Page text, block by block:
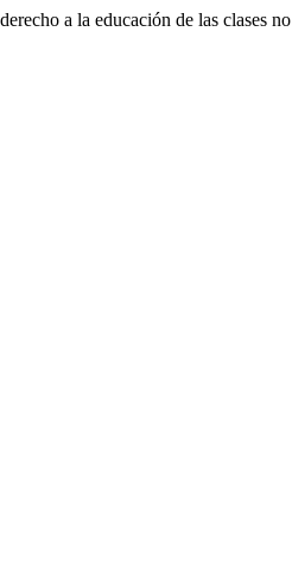
a la educación de las clases